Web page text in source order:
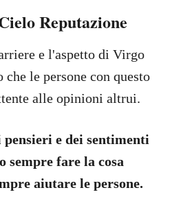
Reputazione
e l'aspetto di Virgo
le persone con questo
alle opinioni altrui.
pensieri e dei sentimenti
sempre fare la cosa
aiutare le persone.